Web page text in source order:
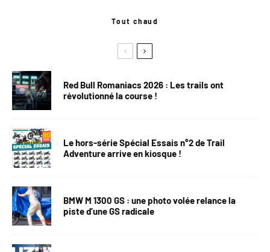
Tout chaud
Red Bull Romaniacs 2026 : Les trails ont
révolutionné la course !
Le hors-série Spécial Essais n°2 de Trail
Adventure arrive en kiosque !
BMW M 1300 GS : une photo volée relance la
piste d’une GS radicale